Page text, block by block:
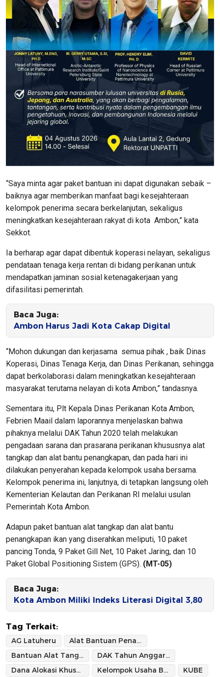
“Saya minta agar paket bantuan ini dapat digunakan sebaik –
baiknya agar memberikan manfaat bagi kesejahteraan
kelompok penerima secara berkelanjutan, sekaligus
meningkatkan kesejahteraan rakyat di kota Ambon,” kata
Sekkot.
Ia berharap agar dapat dibentuk koperasi nelayan, sekaligus
pendataan tenaga kerja rentan di bidang perikanan untuk
mendapatkan jaminan sosial ketenagakerjaan yang
difasilitasi pemerintah.
Baca Juga:
Ambon Harus Jadi Kota Cakap Digital
“Mohon dukungan dan kerjasama semua pihak , baik Dinas
Koperasi, Dinas Tenaga Kerja, dan Dinas Perikanan, sehingga
dapat berkolaborasi dalam meningkatkan kesejahteraan
masyarakat terutama nelayan di kota Ambon,” tandasnya.
Sementara itu, Plt Kepala Dinas Perikanan Kota Ambon,
Febrien Maail dalam laporannya menjelaskan bahwa
pihaknya melalui DAK Tahun 2020 telah melakukan
pengadaan sarana dan prasarana perikanan khususnya alat
tangkap dan alat bantu penangkapan, dan pada hari ini
dilakukan penyerahan kepada kelompok usaha bersama.
Kelompok penerima ini, lanjutnya, di tetapkan langsung oleh
Kementerian Kelautan dan Perikanan RI melalui usulan
Pemerintah Kota Ambon.
Adapun paket bantuan alat tangkap dan alat bantu
penangkapan ikan yang diserahkan meliputi, 10 paket
pancing Tonda, 9 Paket Gill Net, 10 Paket Jaring, dan 10
Paket Global Positioning Sistem (GPS). (MT-05)
Baca Juga:
Kota Ambon Miliki Indeks Literasi Digital 3,80
Tag Terkait:
AG Latuheru
Alat Bantuan Penangkapan Ikan
Bantuan Alat Tangkap
DAK Tahun Anggaran 2020
Dana Alokasi Khusus Tahun Anggaran 2020
Kelompok Usaha Bersama
KUBE